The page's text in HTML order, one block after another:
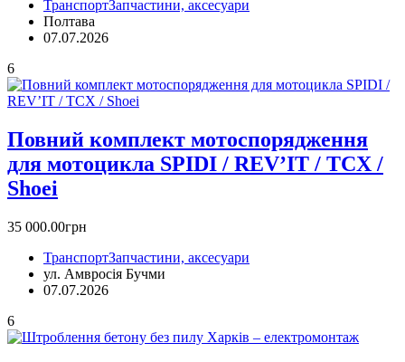
ТранспортЗапчастини, аксесуари
Полтава
07.07.2026
6
Повний комплект мотоспорядження
для мотоцикла SPIDI / REV’IT / TCX /
Shoei
35 000.00грн
ТранспортЗапчастини, аксесуари
ул. Амвросія Бучми
07.07.2026
6